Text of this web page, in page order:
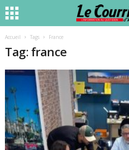
Accueil Tags France
Tag: france